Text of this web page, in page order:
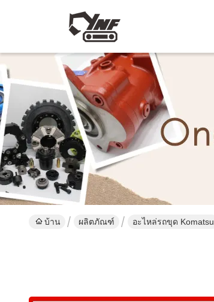
บ้าน ผลิตภัณฑ์ อะไหล่รถขุด Komatsu